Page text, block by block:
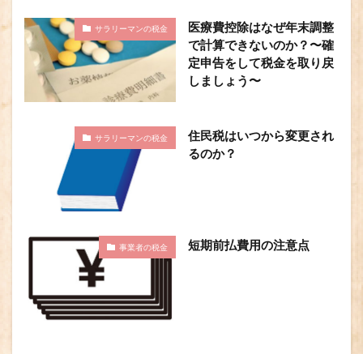
サラリーマンの税金
医療費控除はなぜ年末調整
で計算できないのか？〜確
定申告をして税金を取り戻
しましょう〜
サラリーマンの税金
住民税はいつから変更され
るのか？
事業者の税金 短期前払費用の注意点